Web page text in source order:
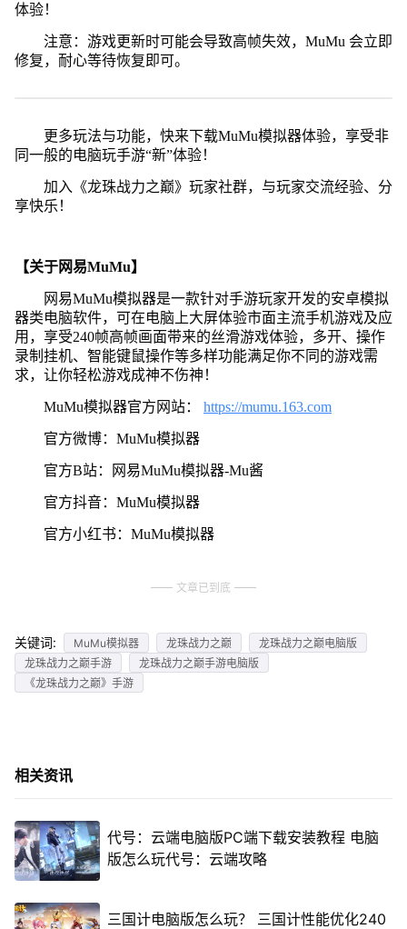
体验！
注意：游戏更新时可能会导致高帧失效，MuMu 会立即
修复，耐心等待恢复即可。
更多玩法与功能，快来下载MuMu模拟器体验，享受非
同一般的电脑玩手游“新”体验！
加入《龙珠战力之巅》玩家社群，与玩家交流经验、分
享快乐！
【关于网易MuMu】
网易MuMu模拟器是一款针对手游玩家开发的安卓模拟
器类电脑软件，可在电脑上大屏体验市面主流手机游戏及应
用，享受240帧高帧画面带来的丝滑游戏体验，多开、操作
录制挂机、智能键鼠操作等多样功能满足你不同的游戏需
求，让你轻松游戏成神不伤神！
MuMu模拟器官方网站： https://mumu.163.com
官方微博：MuMu模拟器
官方B站：网易MuMu模拟器-Mu酱
官方抖音：MuMu模拟器
官方小红书：MuMu模拟器
文章已到底
关键词: MuMu模拟器 龙珠战力之巅
龙珠战力之巅电脑版
龙珠战力之巅手游
龙珠战力之巅手游电脑版
《龙珠战力之巅》手游
相关资讯
代号：云端电脑版PC端下载安装教程 电脑
版怎么玩代号：云端攻略
三国计电脑版怎么玩？ 三国计性能优化240